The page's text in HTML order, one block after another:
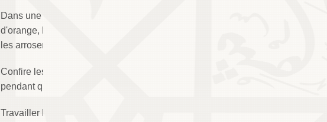
Dans une poêle, disposer les rondelles
d'orange, les saupoudrer de sucre semoule et
les arroser d'eau de fleurs d'oranger.
Confire les rondelles d'orange à feu doux
pendant quelques minutes.
Travailler le beurre avec le sucre et le sel